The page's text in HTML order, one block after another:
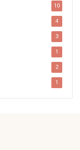
10
4
3
1
2
1